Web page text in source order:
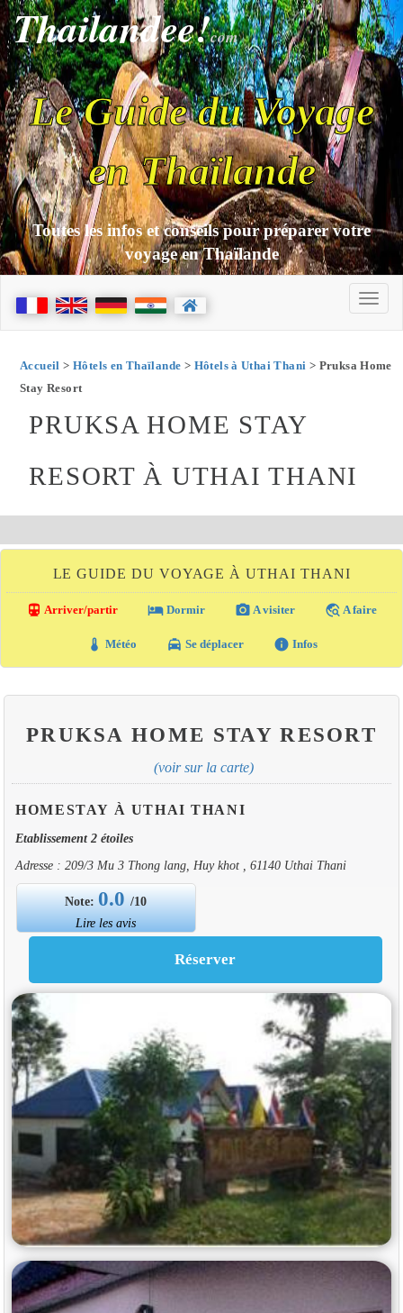
Thailandee!com
Le Guide du Voyage
en Thaïlande
Toutes les infos et conseils pour préparer votre
voyage en Thaïlande
Accueil > Hôtels en Thaïlande > Hôtels à Uthai Thani > Pruksa Home
Stay Resort
PRUKSA HOME STAY
RESORT À UTHAI THANI
LE GUIDE DU VOYAGE À UTHAI THANI
directions_transit Arriver/partir local_hotel Dormir photo_camera A visiter travel_explore A faire
thermostat Météo local_taxi Se déplacer info Infos
PRUKSA HOME STAY RESORT
(voir sur la carte)
HOMESTAY À UTHAI THANI
Etablissement 2 étoiles
Adresse : 209/3 Mu 3 Thong lang, Huy khot , 61140 Uthai Thani
Note:0.0/10
Lire les avis